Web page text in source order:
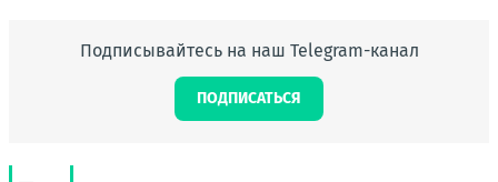
Подписывайтесь на наш Telegram-канал
ПОДПИСАТЬСЯ